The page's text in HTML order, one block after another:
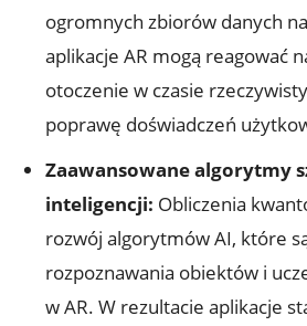
ogromnych zbiorów danych
aplikacje AR mogą reagować
otoczenie w czasie
poprawę doświadczeń
Zaawansowane algorytmy
inteligencji: Obliczenia
rozwój algorytmów AI, które
rozpoznawania obiektów i
w AR. W rezultacie aplikacje